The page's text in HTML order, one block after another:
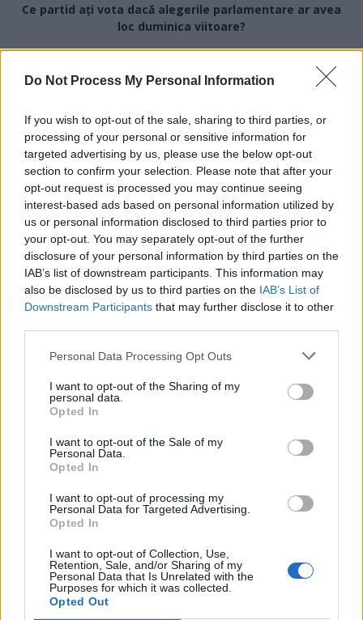
Do Not Process My Personal Information
If you wish to opt-out of the sale, sharing to third parties, or
processing of your personal or sensitive information for
targeted advertising by us, please use the below opt-out
section to confirm your selection. Please note that after your
opt-out request is processed you may continue seeing
interest-based ads based on personal information utilized by
us or personal information disclosed to third parties prior to
your opt-out. You may separately opt-out of the further
disclosure of your personal information by third parties on the
IAB’s list of downstream participants. This information may
also be disclosed by us to third parties on the IAB’s List of
Downstream Participants that may further disclose it to other
Personal Data Processing Opt Outs
I want to opt-out of the Sharing of my
personal data.
Opted In
I want to opt-out of the Sale of my
Personal Data.
Opted In
I want to opt-out of processing my
Personal Data for Targeted Advertising.
Opted In
I want to opt-out of Collection, Use,
Retention, Sale, and/or Sharing of my
Personal Data that Is Unrelated with the
Purposes for which it was collected.
Opted Out
Ce partid ați vota dacă alegerile parlamentare ar avea
loc duminica viitoare?
PNL
PSD
AUR
UDMR
PMP (Tomac)
Forța Dreptei (L. Orban)
PNȚMM
REPER
SENS
SOS (Șoșoacă)
POT (Gavrilă)
PACE (Peia)
Acțiunea Conservatoare (Târziu)
PDF (Lazarus)
PNȚCD (Pavelescu)
PNCR (Terheș)
Partidul Patrioților (Surugiu)
FAR (Coarnă)
România pe Primul Loc (Ponta)
Altul